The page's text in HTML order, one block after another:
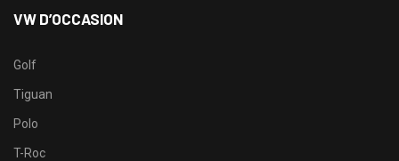
VW D’OCCASION
Golf
Tiguan
Polo
T-Roc